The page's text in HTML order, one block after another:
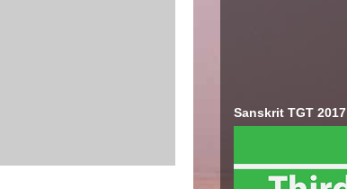
Sanskrit TGT 2017